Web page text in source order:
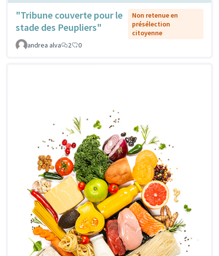
"Tribune couverte pour le
stade des Peupliers"
Non retenue en
présélection
citoyenne
andrea alva
2 0